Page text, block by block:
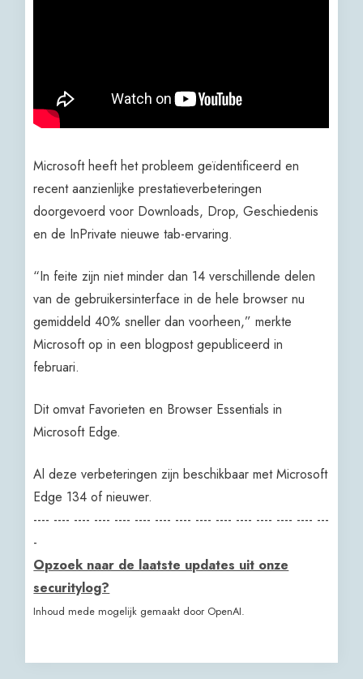
Microsoft heeft het probleem geïdentificeerd en
recent aanzienlijke prestatieverbeteringen
doorgevoerd voor Downloads, Drop, Geschiedenis
en de InPrivate nieuwe tab-ervaring.
“In feite zijn niet minder dan 14 verschillende delen
van de gebruikersinterface in de hele browser nu
gemiddeld 40% sneller dan voorheen,” merkte
Microsoft op in een blogpost gepubliceerd in
februari.
Dit omvat Favorieten en Browser Essentials in
Microsoft Edge.
Al deze verbeteringen zijn beschikbaar met Microsoft
Edge 134 of nieuwer.
---- ---- ---- ---- ---- ---- ---- ---- ---- ---- ---- ---- ---- ---- ---
-
Opzoek naar de laatste updates uit onze
securitylog?
Inhoud mede mogelijk gemaakt door OpenAI.